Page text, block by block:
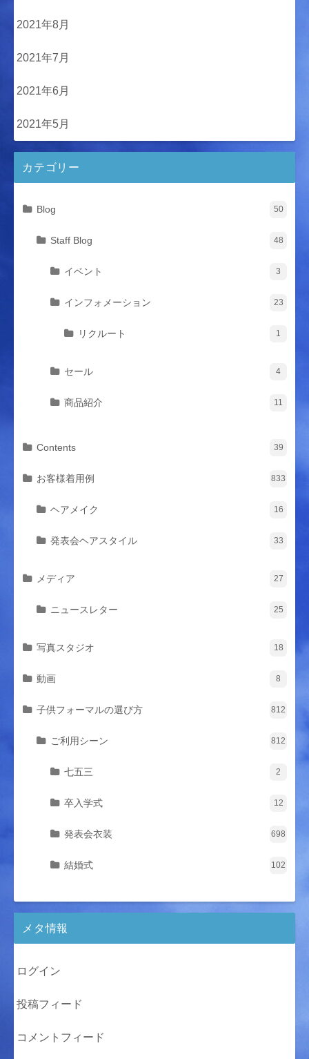
2021年8月
2021年7月
2021年6月
2021年5月
カテゴリー
Blog 50
Staff Blog 48
イベント 3
インフォメーション 23
リクルート 1
セール 4
商品紹介 11
Contents 39
お客様着用例 833
ヘアメイク 16
発表会ヘアスタイル 33
メディア 27
ニュースレター 25
写真スタジオ 18
動画 8
子供フォーマルの選び方 812
ご利用シーン 812
七五三 2
卒入学式 12
発表会衣装 698
結婚式 102
メタ情報
ログイン
投稿フィード
コメントフィード